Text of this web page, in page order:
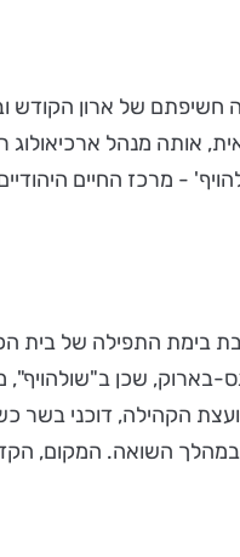
אותה מנהל ארכיאולוג
- מרכז החיים
בימת התפילה של בית
הקהילה, דוכני בשר